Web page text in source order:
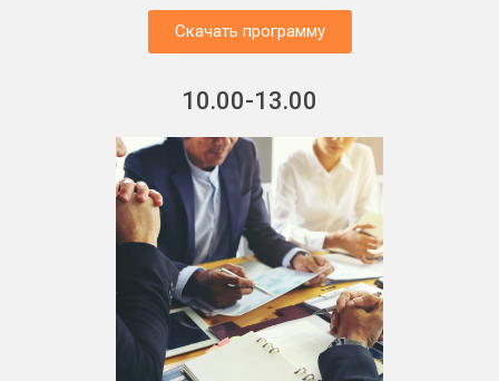
Скачать программу
10.00-13.00